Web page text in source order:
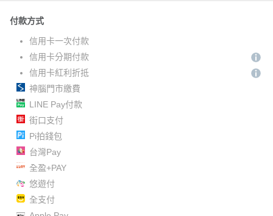
付款方式
信用卡一次付款
信用卡分期付款
信用卡紅利折抵
神腦門市繳費
LINE Pay付款
街口支付
Pi拍錢包
台灣Pay
全盈+PAY
悠遊付
全支付